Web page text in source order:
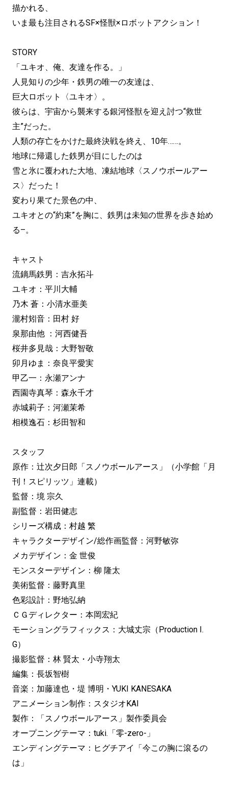
描かれる、
いま最も注目されるSF×怪獣×ロボットアクション！
STORY
「ユキオ、俺、友達を作る。」
人見知りの少年・鉄男の唯一の友達は、
巨大ロボット〈ユキオ〉。
彼らは、宇宙から襲来する銀河怪獣を迎え討つ“救世
主”だった。
人類の存亡をかけた最終決戦を終え、10年……。
地球に帰還した鉄男が目にしたのは
雪と氷に覆われた大地、凍結地球〈スノウボールアー
ス〉だった！
変わり果てた景色の中、
ユキオとの“約束”を胸に、鉄男は未知の世界を歩き始め
る–。
キャスト
流鏑馬鉄男：吉永拓斗
ユキオ：平川大輔
乃木 蒼：小清水亜美
瀧村矧音：田村 好
泉那由他 ：河西健吾
桜井多見哉：大野智敬
卯月ゆま：奈良平愛実
甲乙一：永瀬アンナ
西園寺真琴：森永千才
赤城莉子：河瀬茉希
相模逸石：杉田智和
スタッフ
原作：辻次夕日郎「スノウボールアース」（小学館「月
刊！スピリッツ」連載）
監督：境 宗久
副監督：岩田健志
シリーズ構成：村越 繁
キャラクターデザイン/総作画監督：河野敏弥
メカデザイン：金 世俊
モンスターデザイン：柳 隆太
美術監督：藤野真里
色彩設計：野地弘納
ＣＧディレクター：本岡宏紀
モーショングラフィックス：大城丈宗（Production I.
G）
撮影監督：林 賢太・小寺翔太
編集：長坂智樹
音楽：加藤達也・堤 博明・YUKI KANESAKA
アニメーション制作：スタジオKAI
製作：「スノウボールアース」製作委員会
オープニングテーマ：tuki.「零-zero-」
エンディングテーマ：ヒグチアイ「今この胸に滾るの
は」